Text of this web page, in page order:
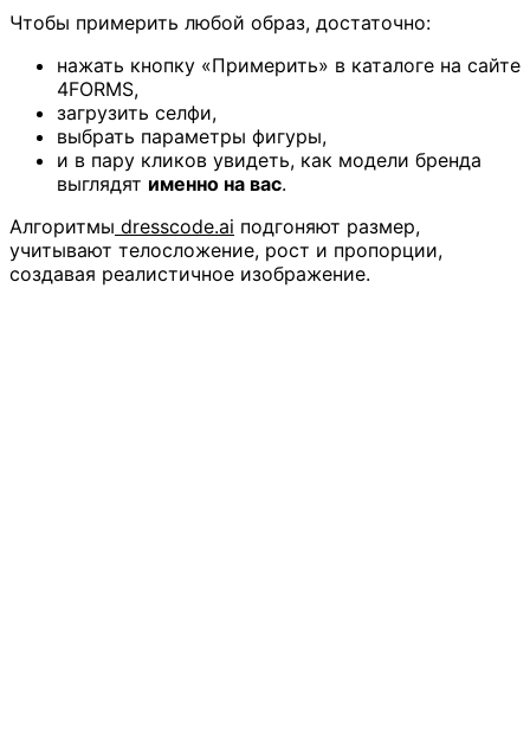
Чтобы примерить любой образ, достаточно:
нажать кнопку «Примерить» в каталоге на сайте
4FORMS,
загрузить селфи,
выбрать параметры фигуры,
и в пару кликов увидеть, как модели бренда
выглядят именно на вас.
Алгоритмы dresscode.ai подгоняют размер,
учитывают телосложение, рост и пропорции,
создавая реалистичное изображение.